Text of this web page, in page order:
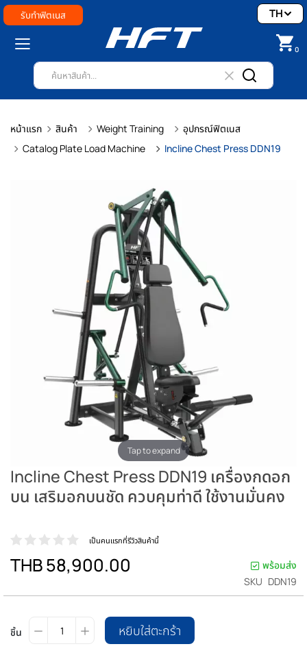
รับทำฟิตเนส
0
TH
หน้าแรก สินค้า Weight Training
อุปกรณ์ฟิตเนส
Catalog Plate Load Machine
Incline Chest Press DDN19
Tap to expand
Incline Chest Press DDN19 เครื่องกดอก
บน เสริมอกบนชัด ควบคุมท่าดี ใช้งานมั่นคง
เป็นคนแรกที่รีวิวสินค้านี้
THB 58,900.00
พร้อมส่ง
SKU DDN19
ชิ้น หยิบใส่ตะกร้า